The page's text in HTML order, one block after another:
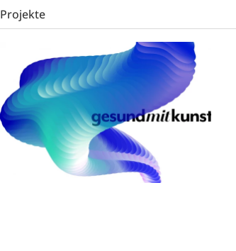
Projekte